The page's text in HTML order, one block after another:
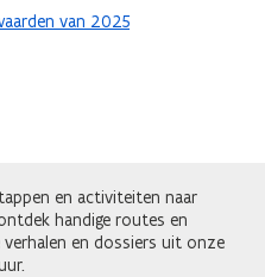
van 2025
en activiteiten naar
handige routes en
en dossiers uit onze